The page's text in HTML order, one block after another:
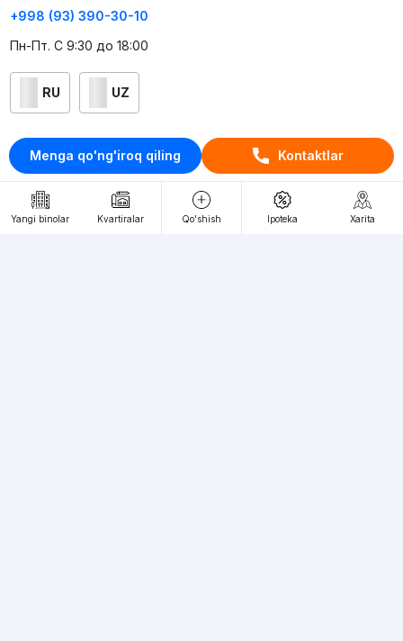
Menga qo'ng'iroq qiling Kontaktlar
Yangi binolar Kvartiralar Qo'shish Ipoteka Xarita
+998 (93) 390-30-10
Пн-Пт. С 9:30 до 18:00
RU UZ
Kontaktlar
loyiha haqida
Webnow © loyihasi